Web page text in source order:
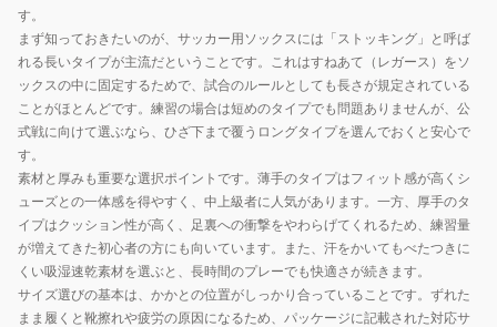
す。
まず知っておきたいのが、サッカー用ソックスには「ストッキング」と呼ば
れる長いタイプが主流だということです。これはすねあて（レガース）をソ
ックスの中に固定するためで、試合のルールとしても長さが規定されている
ことがほとんどです。練習の場合は短めのタイプでも問題ありませんが、公
式戦に向けて選ぶなら、ひざ下まで覆うロングタイプを選んでおくと安心で
す。
素材と厚みも重要な選択ポイントです。薄手のタイプはフィット感が高くシ
ューズとの一体感を得やすく、中上級者に人気があります。一方、厚手のタ
イプはクッション性が高く、足裏への衝撃をやわらげてくれるため、練習量
が増えてきた初心者の方にも向いています。また、汗をかいてもべたつきに
くい吸湿速乾素材を選ぶと、長時間のプレーでも快適さが続きます。
サイズ選びの基本は、かかとの位置がしっかり合っていることです。ずれた
まま履くと靴擦れや疲労の原因になるため、パッケージに記載された対応サ